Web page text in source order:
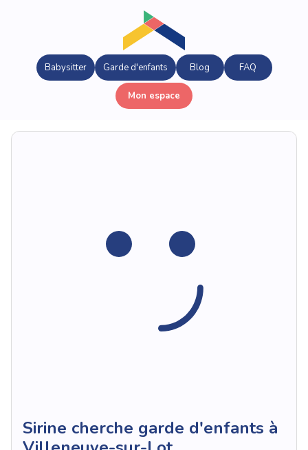
Babysitter Garde d'enfants Blog FAQ
Mon espace
Sirine cherche garde d'enfants à